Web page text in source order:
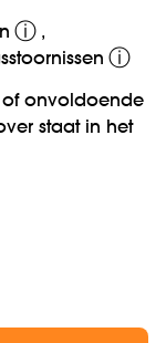
ⓘ ,
ⓘ
of onvoldoende
staat in het